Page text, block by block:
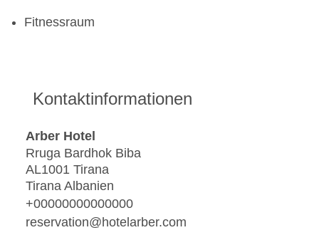
Fitnessraum
Kontaktinformationen
Arber Hotel
Rruga Bardhok Biba
AL1001 Tirana
Tirana Albanien
+00000000000000
reservation@hotelarber.com